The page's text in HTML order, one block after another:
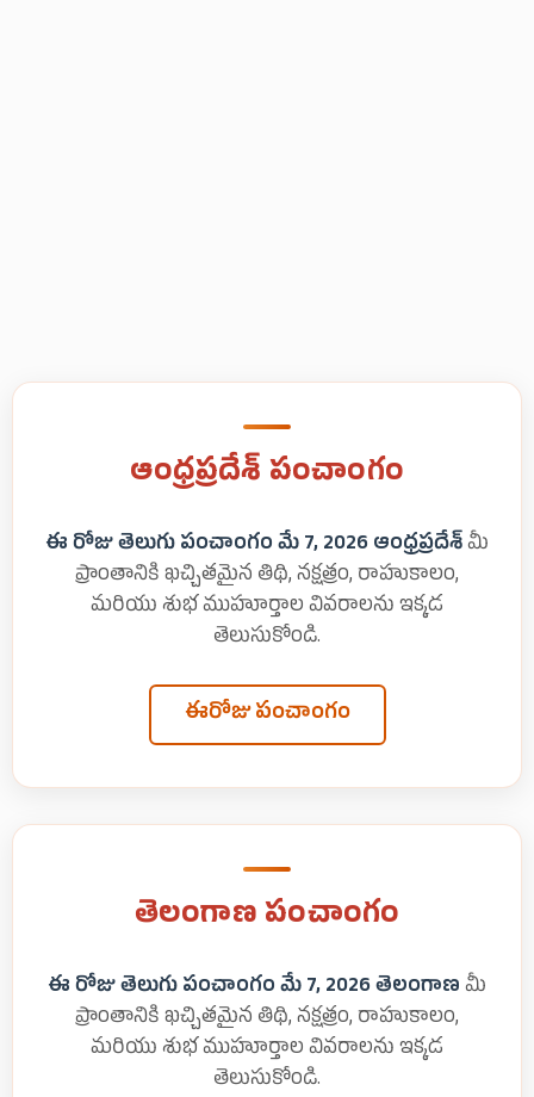
ఆంధ్రప్రదేశ్ పంచాంగం
ఈ రోజు తెలుగు పంచాంగం మే 7, 2026 ఆంధ్రప్రదేశ్మీ
ప్రాంతానికి ఖచ్చితమైన తిథి, నక్షత్రం, రాహుకాలం,
మరియు శుభ ముహూర్తాల వివరాలను ఇక్కడ
తెలుసుకోండి.
ఈరోజు పంచాంగం
తెలంగాణ పంచాంగం
ఈ రోజు తెలుగు పంచాంగం మే 7, 2026 తెలంగాణ మీ
ప్రాంతానికి ఖచ్చితమైన తిథి, నక్షత్రం, రాహుకాలం,
మరియు శుభ ముహూర్తాల వివరాలను ఇక్కడ
తెలుసుకోండి.